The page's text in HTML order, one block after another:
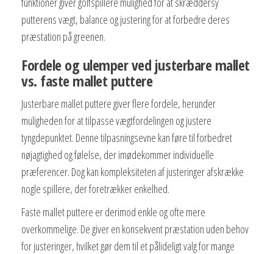
putterens vægt, balance og justering for at forbedre deres
præstation på greenen.
Fordele og ulemper ved justerbare mallet
vs. faste mallet puttere
Justerbare mallet puttere giver flere fordele, herunder
muligheden for at tilpasse vægtfordelingen og justere
tyngdepunktet. Denne tilpasningsevne kan føre til forbedret
nøjagtighed og følelse, der imødekommer individuelle
præferencer. Dog kan kompleksiteten af justeringer afskrække
nogle spillere, der foretrækker enkelhed.
Faste mallet puttere er derimod enkle og ofte mere
overkommelige. De giver en konsekvent præstation uden behov
for justeringer, hvilket gør dem til et pålideligt valg for mange